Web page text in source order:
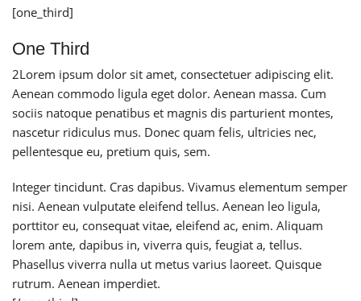
[one_third]
One Third
2Lorem ipsum dolor sit amet, consectetuer adipiscing elit.
Aenean commodo ligula eget dolor. Aenean massa. Cum
sociis natoque penatibus et magnis dis parturient montes,
nascetur ridiculus mus. Donec quam felis, ultricies nec,
pellentesque eu, pretium quis, sem.
Integer tincidunt. Cras dapibus. Vivamus elementum semper
nisi. Aenean vulputate eleifend tellus. Aenean leo ligula,
porttitor eu, consequat vitae, eleifend ac, enim. Aliquam
lorem ante, dapibus in, viverra quis, feugiat a, tellus.
Phasellus viverra nulla ut metus varius laoreet. Quisque
rutrum. Aenean imperdiet.